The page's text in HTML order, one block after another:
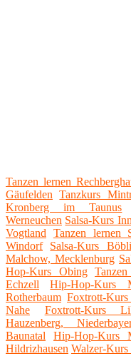
Tanzen lernen
Gäufelden
Tanzkurs
Kronberg im Taunus
Werneuchen Salsa-Kurs
Vogtland
Tanzen lernen
Windorf
Salsa-Kurs
Malchow, Mecklenburg
Hop-Kurs Obing
Echzell
Hip-Hop-Kurs
Rotherbaum Foxtrott-
Nahe
Foxtrott-Kurs
Hauzenberg,
Baunatal
Hip-Hop-Kurs
Hildrizhausen Walzer-Kurs